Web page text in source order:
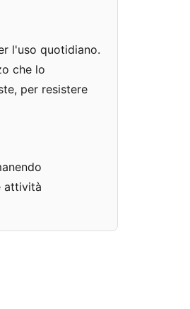
l'uso quotidiano.
che lo
per resistere
attività